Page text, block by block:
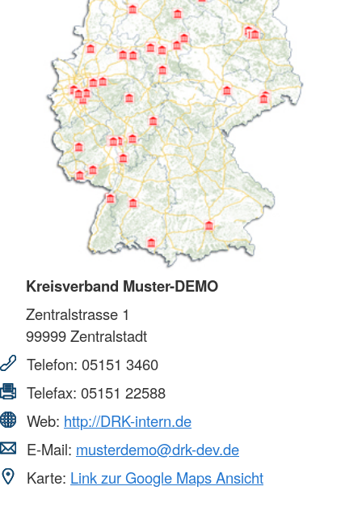
Kreisverband Muster-DEMO
Zentralstrasse 1
99999Zentralstadt
Telefon: 05151 3460
Telefax: 05151 22588
Web: http://DRK-intern.de
E-Mail: musterdemo@drk-dev.de
Karte: Link zur Google Maps Ansicht